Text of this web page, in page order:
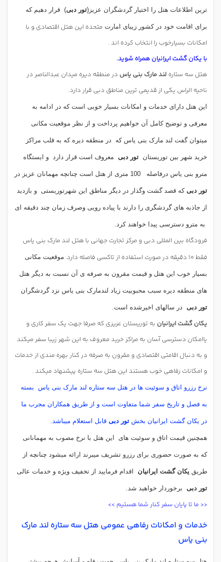
ترین اطلاعات هتل را اختیار گردشگران عزیز(تور دبی) قرار دهیم که
برای اقامت خود در کشور زیبای امارت متحده این هتل اقتصادی و با
امکانات بسیارخوب را انتخاب کرده اند .
با یکان گشت ایرانیان همراه شوید.
هتل سه ستاره لند مارک بنی یاس در منطقه دیره میدان عبدالناصر در
ناحیه الراس یکی از قدیمی ترین مناطق دبی قرار دارد.
این هتل دارای خدمات و امکانات بسیار خوبی است که در ادامه به
معرفی و توضیح کامل آن خواهیم پرداخت و از نظر موقعیت مکانی
میتوان گفت لند مارک بنی یاس که در منطقه دیره که به قلب مراکز
خرید شهر بین توریستان تور دبی معروف است قرار دارد و ایستگاه
مترو بنی یاس درفاصله 100 متری از هتل است چنانچه مهمانان عزیز در
تور دبی که قصد گشت وگذار در دیگر مناطق این شهرتوریستی و بازدید
از جاذبه های گردشگری را دارند با پیاده رویی وصرف زمان چند دقیقه ای
به مترو دسترسی پیدا خواهند کرد.
فرودگاه بین المللی دبی و مرکز تجارت جهانی با هتل لند مارک بنی یاس
فقط 10 دقیقه در صورت استفاده از تاکسی فاصله دارد.
موقعیت مکانی
بسیار خوب این هتل و قیمت مقرون به صرفه ی آن نسبت به دیگر هتل
های منطقه دیره سبب محبوبیت زیاد لندمارک بنی یاس نزد گردشگران
تور دبی در سالهای اخیرشده است.
یکان گشت ایرانیان به توریستان عزیزی که صرفا جهت یک سفر کاری و
یاامکان دسترسی آسان به مراکز خرید معروف به این شهر زیبا سفر میکند
و به دنبال اقامتی اقتصادی و مقرون به صرفه در کنار بهره مندی از خدمات
و امکانات رفاهی خوب هستند این هتل سه ستاره پیشنهاد میکند .
نرخ رزرو اتاق و سوئیت ها در هتل سه ستاره لند مارک بنی یاس بسته
به فصل و تاریخ سفر شما متفاوت است و از طریق همکاران مجرب ما
در یکان گشت ایرانیان بخش تور دبی قابل استعلام میباشد.
همچنین قیمت اتاق و سوئیت های این هتل با نرخ مصوب به مهمانانی
که به صورت حضوری برای رزرو تشریف میبرند ارائه میشود چنانچه از
طریق یکان گشت ایرانیان اقدام فرمایید از تخفیف ویژه و خدمات عالی
تور دبی برخوردار خواهید شد.
<< ما تا پایان سفر کنار شما هستیم >>
خدمات و امکانات رفاهی عمومی هتل سه ستاره لند مارک
بنی یاس